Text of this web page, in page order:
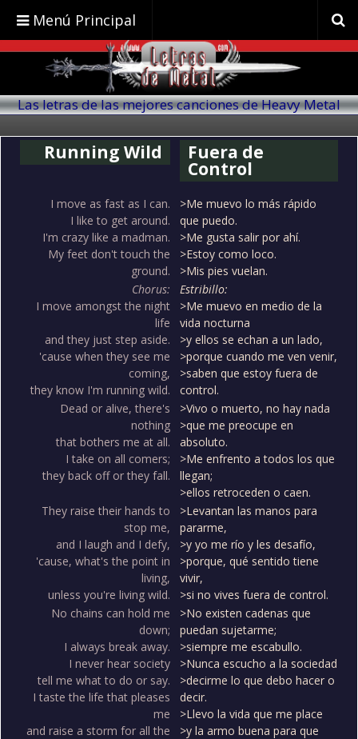
Menú Principal
Las letras de las mejores canciones de Heavy Metal
Running Wild Fuera de
Control
I move as fast as I can.
I like to get around.
I'm crazy like a madman.
My feet don't touch the
ground.
>Me muevo lo más rápido
que puedo.
>Me gusta salir por ahí.
>Estoy como loco.
>Mis pies vuelan.
Chorus:
I move amongst the night
life
and they just step aside.
'cause when they see me
coming,
they know I'm running wild.
Estribillo:
>Me muevo en medio de la
vida nocturna
>y ellos se echan a un lado,
>porque cuando me ven venir,
>saben que estoy fuera de
control.
Dead or alive, there's
nothing
that bothers me at all.
I take on all comers;
they back off or they fall.
>Vivo o muerto, no hay nada
>que me preocupe en
absoluto.
>Me enfrento a todos los que
llegan;
>ellos retroceden o caen.
They raise their hands to
stop me,
and I laugh and I defy,
'cause, what's the point in
living,
unless you're living wild.
>Levantan las manos para
pararme,
>y yo me río y les desafío,
>porque, qué sentido tiene
vivir,
>si no vives fuera de control.
No chains can hold me
down;
I always break away.
I never hear society
tell me what to do or say.
I taste the life that pleases
me
and raise a storm for all the
>No existen cadenas que
puedan sujetarme;
>siempre me escabullo.
>Nunca escucho a la sociedad
>decirme lo que debo hacer o
decir.
>Llevo la vida que me place
>y la armo buena para que